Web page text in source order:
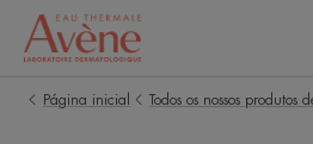
Página inicial
Todos os nossos produtos